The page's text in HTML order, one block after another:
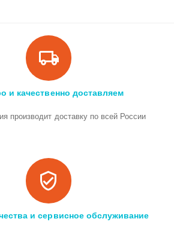
и качественно доставляем
производит доставку по всей России
и сервисное обслуживание